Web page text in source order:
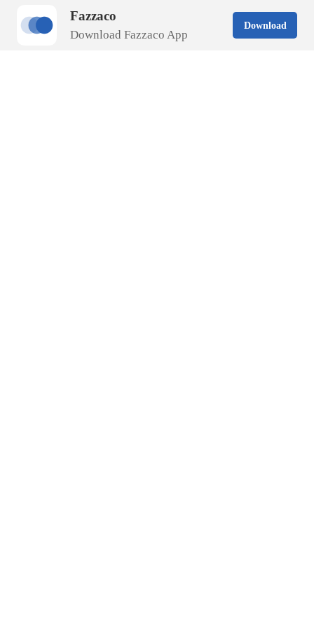
Fazzaco
Download Fazzaco App
Download